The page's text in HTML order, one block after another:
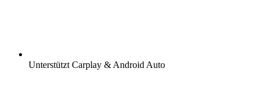
Unterstützt Carplay & Android Auto